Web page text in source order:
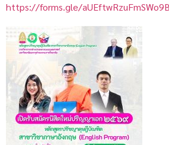
https://forms.gle/